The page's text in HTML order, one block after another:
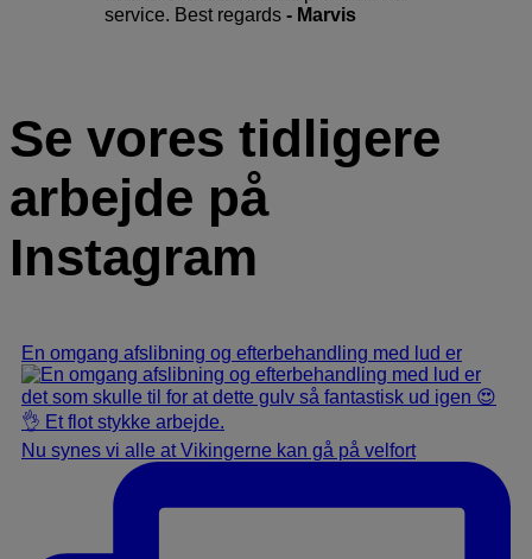
service. Best regards - Marvis
Se vores tidligere
arbejde på
Instagram
En omgang afslibning og efterbehandling med lud er
Nu synes vi alle at Vikingerne kan gå på velfort